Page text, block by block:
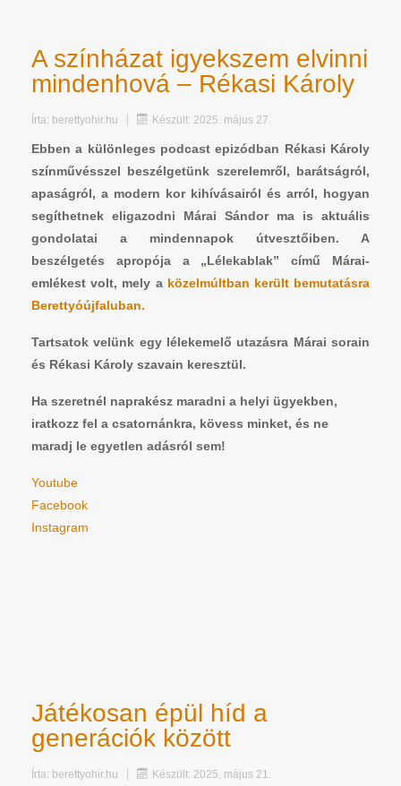
A színházat igyekszem elvinni
mindenhová – Rékasi Károly
Írta: berettyohir.hu Készült: 2025. május 27.
Ebben a különleges podcast epizódban Rékasi Károly
színművésszel beszélgetünk szerelemről, barátságról,
apaságról, a modern kor kihívásairól és arról, hogyan
segíthetnek eligazodni Márai Sándor ma is aktuális
gondolatai a mindennapok útvesztőiben. A
beszélgetés apropója a „Lélekablak” című Márai-
emlékest volt, mely a közelmúltban került bemutatásra
Berettyóújfaluban.
Tartsatok velünk egy lélekemelő utazásra Márai sorain
és Rékasi Károly szavain keresztül.
Ha szeretnél naprakész maradni a helyi ügyekben,
iratkozz fel a csatornánkra, kövess minket, és ne
maradj le egyetlen adásról sem!
Youtube
Facebook
Instagram
Játékosan épül híd a
generációk között
Írta: berettyohir.hu Készült: 2025. május 21.